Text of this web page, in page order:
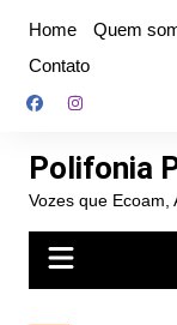
conteúdo
Home Quem
Contato
Polifonia
Vozes que Ecoam,